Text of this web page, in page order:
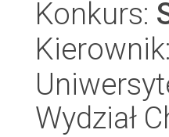
Konkurs:
Wydział